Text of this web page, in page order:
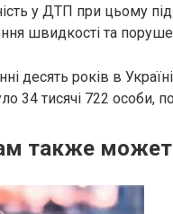
у ДТП при цьому
швидкості та
десять років в
34 тисячі 722 особи,
также может